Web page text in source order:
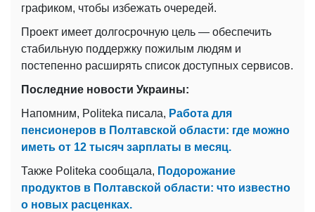
графиком, чтобы избежать очередей.
Проект имеет долгосрочную цель — обеспечить
стабильную поддержку пожилым людям и
постепенно расширять список доступных сервисов.
Последние новости Украины:
Напомним, Politeka писала, Работа для
пенсионеров в Полтавской области: где можно
иметь от 12 тысяч зарплаты в месяц.
Также Politeka сообщала, Подорожание
продуктов в Полтавской области: что известно
о новых расценках.